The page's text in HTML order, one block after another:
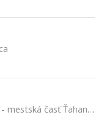
budapestianka, Košice - mestská časť Ťahanovce